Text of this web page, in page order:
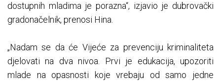
dostupnih mladima je porazna“, izjavio je dubrovački
gradonačelnik, prenosi Hina.
„Nadam se da će Vijeće za prevenciju kriminaliteta
djelovati na dva nivoa. Prvi je edukacija, upozoriti
mlade na opasnosti koje vrebaju od samo jedne